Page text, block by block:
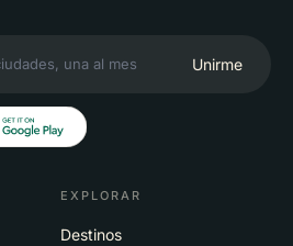
Unirme
EXPLORAR
Destinos